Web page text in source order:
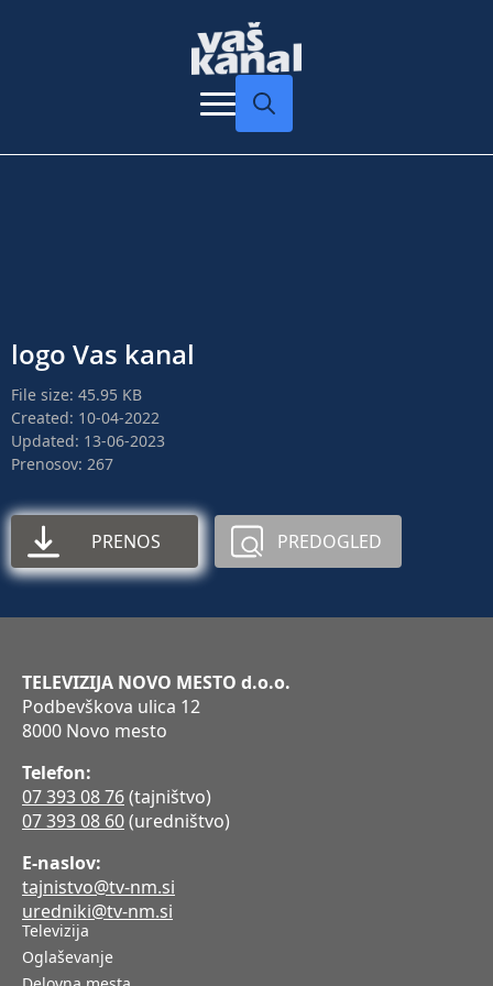
logo Vas kanal
File size: 45.95 KB
Created: 10-04-2022
Updated: 13-06-2023
Prenosov: 267
PRENOS PREDOGLED
TELEVIZIJA NOVO MESTO d.o.o.
Podbevškova ulica 12
8000 Novo mesto
Telefon:
07 393 08 76(tajništvo)
07 393 08 60(uredništvo)
E-naslov:
tajnistvo@tv-nm.si
uredniki@tv-nm.si
Televizija
Oglaševanje